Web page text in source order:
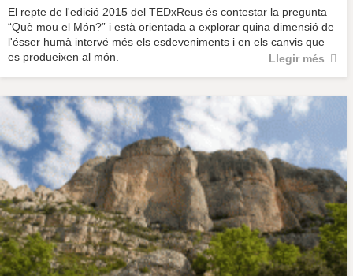
El repte de l'edició 2015 del TEDxReus és contestar la pregunta
“Què mou el Món?” i està orientada a explorar quina dimensió de
l'ésser humà intervé més els esdeveniments i en els canvis que
es produeixen al món.
Llegir més